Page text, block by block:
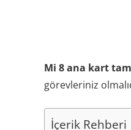
Mi 8 ana kart
görevleriniz
İçerik Rehberi